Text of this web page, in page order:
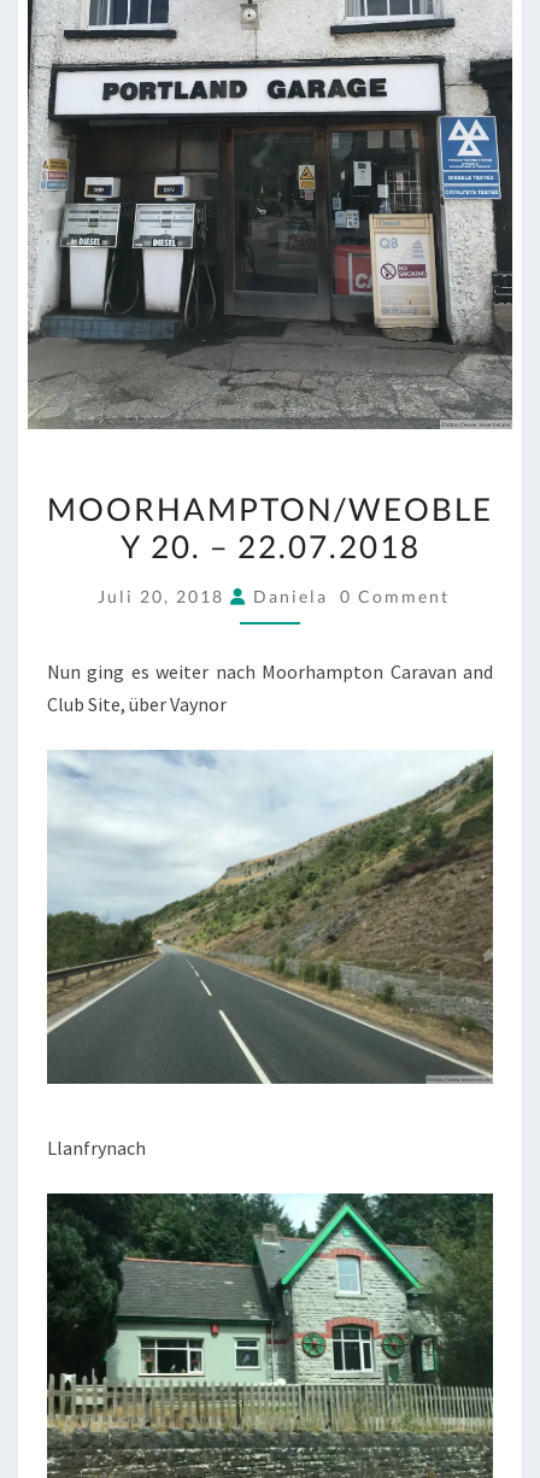
20.
–
MOORHAMPTON/WEOBLE
Y 20. – 22.07.2018
Juli 20, 2018 Daniela COMMENTS
0 Comment
Nun ging es weiter nach Moorhampton Caravan and
Club Site, über Vaynor
Llanfrynach